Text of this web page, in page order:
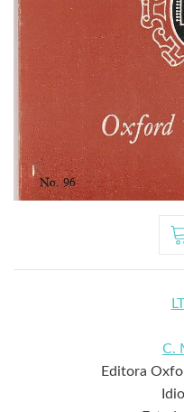
C.
Editora